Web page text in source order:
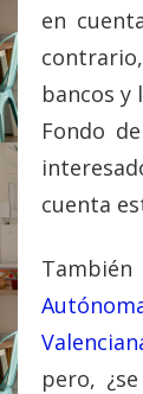
en
bancos y
Fondo
cuenta
También
pero,